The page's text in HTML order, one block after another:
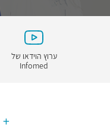
ערוץ הוידאו של
Infomed